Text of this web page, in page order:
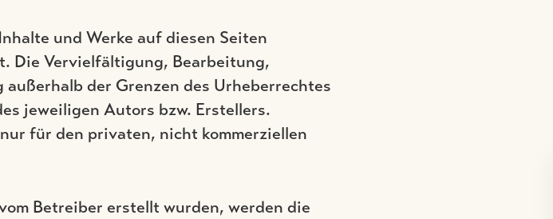
und Werke auf diesen Seiten
Die Vervielfältigung, Bearbeitung,
der Grenzen des Urheberrechtes
jeweiligen Autors bzw. Erstellers.
für den privaten, nicht kommerziellen
Betreiber erstellt wurden, werden die